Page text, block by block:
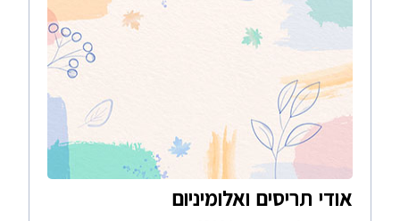
אודי תריסים ואלומיניום